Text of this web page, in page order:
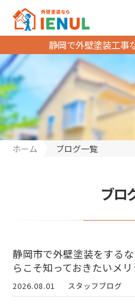
静岡で外壁塗装工事
ホーム ブログ一覧
ブロ
静岡市で外壁塗装をする
らこそ知っておきたいメ
2026.08.01 スタッフブログ